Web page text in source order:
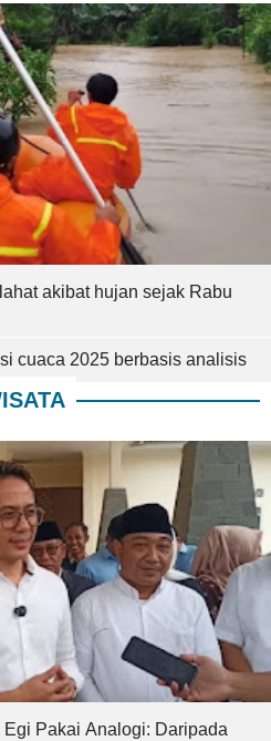
akibat hujan sejak Rabu
cuaca 2025 berbasis analisis
Pakai Analogi: Daripada